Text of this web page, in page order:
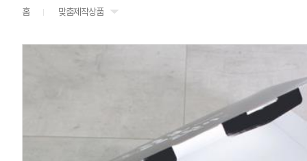
홈 맞춤제작상품